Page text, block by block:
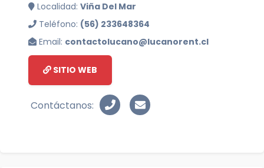
Localidad: Viña Del Mar
Teléfono: (56) 233648364
Email: contactolucano@lucanorent.cl
SITIO WEB
Contáctanos: